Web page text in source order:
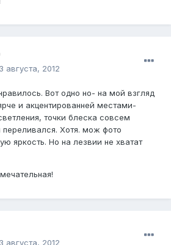
3 августа, 2012
Вот одно но- на мой взгляд
и акцентированней местами-
точки блеска совсем
Хотя. мож фото
яркость. Но на лезвии не хватат
3 августа, 2012